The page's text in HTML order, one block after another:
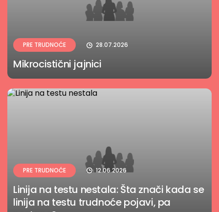
PRE TRUDNOĆE 28.07.2026
Mikrocistični jajnici
PRE TRUDNOĆE 12.06.2026
Linija na testu nestala: Šta znači kada se
linija na testu trudnoće pojavi, pa